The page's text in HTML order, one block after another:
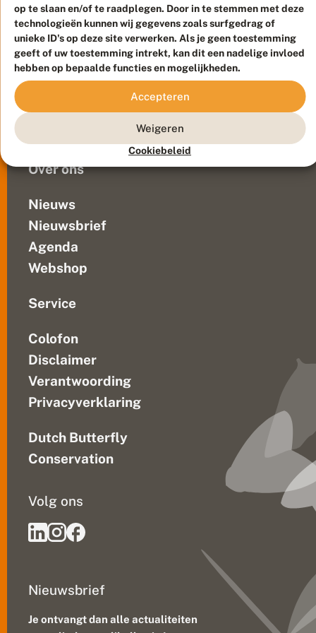
op te slaan en/of te raadplegen. Door in te stemmen met deze
technologieën kunnen wij gegevens zoals surfgedrag of
unieke ID's op deze site verwerken. Als je geen toestemming
geeft of uw toestemming intrekt, kan dit een nadelige invloed
hebben op bepaalde functies en mogelijkheden.
Accepteren
Weigeren
Cookiebeleid
u
u
r
B
li
j
f
t
is
van
levensbelang
voor
dieren,
planten,
ons
klimaat
en
Contact
Veelgestelde vragen
Waarnemingen
Over ons
Nieuws
Nieuwsbrief
Agenda
Webshop
Service
Colofon
Disclaimer
Verantwoording
Privacyverklaring
Dutch Butterfly
Conservation
Nieuwsbrief
Je ontvangt dan alle actualiteiten
Volg ons
Meld waarnemingen
© 2026 Vlinderstichting
Duurzaam ontwikkeld doorGo2People, ontworpen door
Blue Field Agency
Privacy
Disclaimer
Sitemap